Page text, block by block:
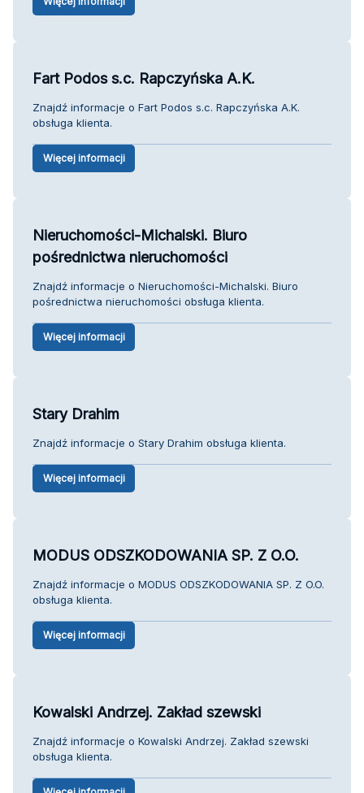
Fart Podos s.c. Rapczyńska A.K.
Znajdź informacje o Fart Podos s.c. Rapczyńska A.K.
obsługa klienta.
Więcej informacji
Nieruchomości-Michalski. Biuro
pośrednictwa nieruchomości
Znajdź informacje o Nieruchomości-Michalski. Biuro
pośrednictwa nieruchomości obsługa klienta.
Więcej informacji
Stary Drahim
Znajdź informacje o Stary Drahim obsługa klienta.
Więcej informacji
MODUS ODSZKODOWANIA SP. Z O.O.
Znajdź informacje o MODUS ODSZKODOWANIA SP. Z O.O.
obsługa klienta.
Więcej informacji
Kowalski Andrzej. Zakład szewski
Znajdź informacje o Kowalski Andrzej. Zakład szewski
obsługa klienta.